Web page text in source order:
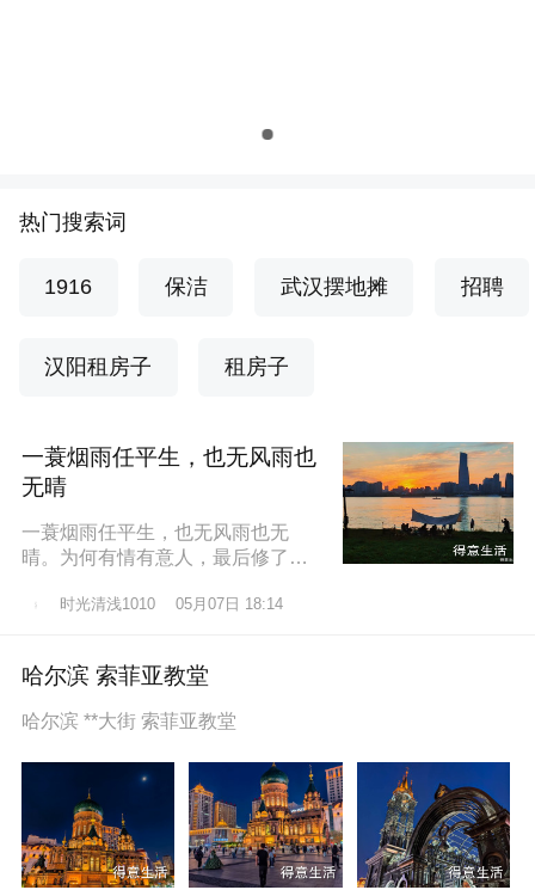
热门搜索词
1916 保洁 武汉摆地摊 招聘
汉阳租房子 租房子
一蓑烟雨任平生，也无风雨也
无晴
一蓑烟雨任平生，也无风雨也无
晴。为何有情有意人，最后修了无
却有情。莫道桑榆晚，为霞尚满
时光清浅1010 05月07日 18:14
哈尔滨 索菲亚教堂
哈尔滨 **大街 索菲亚教堂